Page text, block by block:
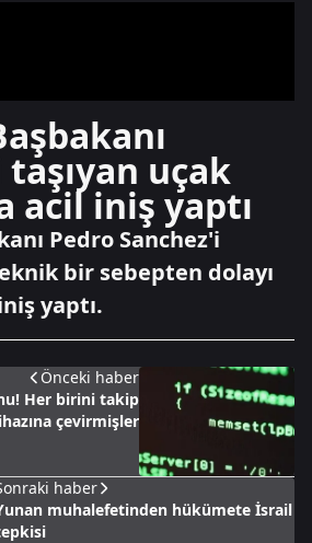
uçak
acil iniş yaptı
Pedro Sanchez'i
bir sebepten dolayı
yaptı.
Önceki haber
Her birini takip
çevirmişler
haber
muhalefetinden hükümete İsrail